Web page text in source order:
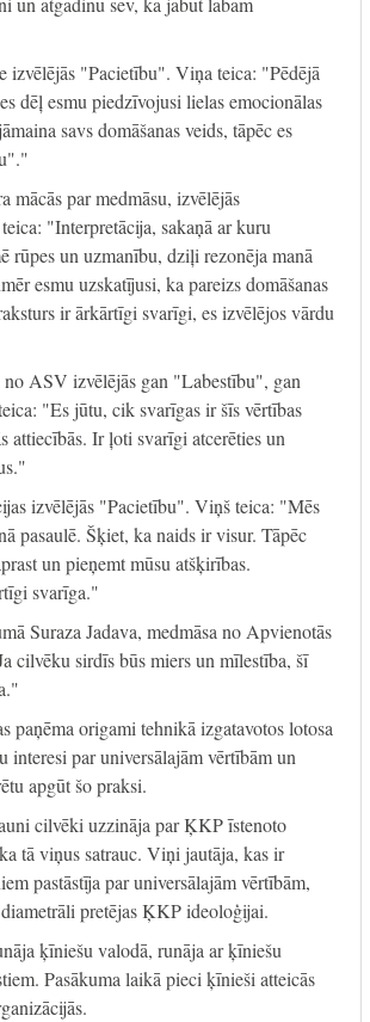
izvēlējās "Pacietību". Viņa teica: "Pēdējā
dēļ esmu piedzīvojusi lielas emocionālas
savs domāšanas veids, tāpēc es
mācās par medmāsu, izvēlējās
"Interpretācija, sakaņā ar kuru
rūpes un uzmanību, dziļi rezonēja manā
esmu uzskatījusi, ka pareizs domāšanas
ir ārkārtīgi svarīgi, es izvēlējos vārdu
ASV izvēlējās gan "Labestību", gan
"Es jūtu, cik svarīgas ir šīs vērtības
attiecībās. Ir ļoti svarīgi atcerēties un
izvēlējās "Pacietību". Viņš teica: "Mēs
pasaulē. Šķiet, ka naids ir visur. Tāpēc
un pieņemt mūsu atšķirības.
svarīga."
Suraza Jadava, medmāsa no Apvienotās
cilvēku sirdīs būs miers un mīlestība, šī
paņēma origami tehnikā izgatavotos lotosa
interesi par universālajām vērtībām un
apgūt šo praksi.
cilvēki uzzināja par ĶKP īstenoto
tā viņus satrauc. Viņi jautāja, kas ir
pastāstīja par universālajām vērtībām,
pretējas ĶKP ideoloģijai.
ķīniešu valodā, runāja ar ķīniešu
Pasākuma laikā pieci ķīnieši atteicās